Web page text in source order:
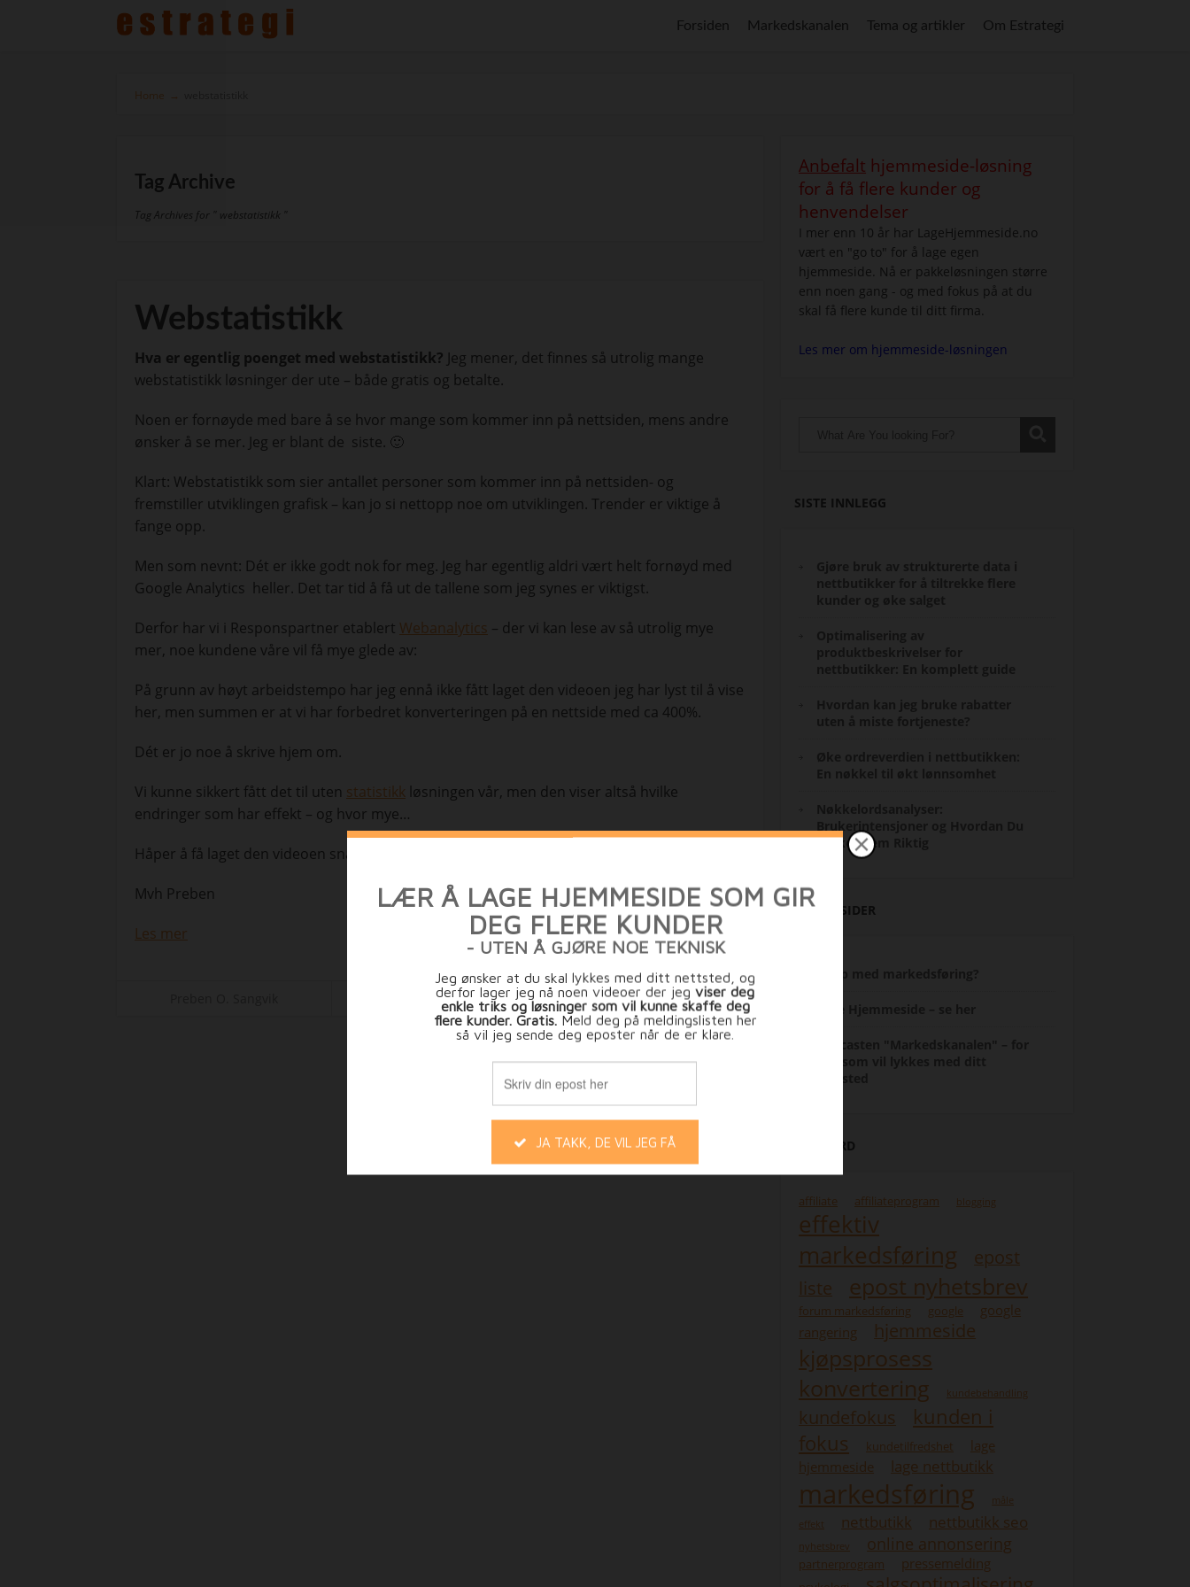
Forsiden Markedskanalen Tema og artikler Om Estrategi
Home →
Tag Archive
Tag Archives for " webstatistikk "
Webstatistikk
Hva er egentlig poenget med webstatistikk? Jeg mener, det finnes så utrolig mange
webstatistikk løsninger der ute – både gratis og betalte.
Noen er fornøyde med bare å se hvor mange som kommer inn på nettsiden, mens andre
ønsker å se mer. Jeg er blant de siste. 🙂
Klart: Webstatistikk som sier antallet personer som kommer inn på nettsiden- og
fremstiller utviklingen grafisk – kan jo si nettopp noe om utviklingen. Trender er viktige å
fange opp.
Men som nevnt: Dét er ikke godt nok for meg. Jeg har egentlig aldri vært helt fornøyd med
Google Analytics heller. Det tar tid å få ut de tallene som jeg synes er viktigst.
Derfor har vi i Responspartner etablert Webanalytics – der vi kan lese av så utrolig mye
mer, noe kundene våre vil få mye glede av:
På grunn av høyt arbeidstempo har jeg ennå ikke fått laget den videoen jeg har lyst til å vise
her, men summen er at vi har forbedret konverteringen på en nettside med ca 400%.
Dét er jo noe å skrive hjem om.
Vi kunne sikkert fått det til uten statistikk løsningen vår, men den viser altså hvilke
endringer som har effekt – og hvor mye…
Håper å få laget den videoen snart 😉
Mvh Preben
Les mer
27. april 2009 Generelt
Anbefalt hjemmeside-løsning
for å få flere kunder og
henvendelser
I mer enn 10 år har LageHjemmeside.no
vært en "go to" for å lage egen
hjemmeside. Nå er pakkeløsningen større
enn noen gang - og med fokus på at du
skal få flere kunde til ditt firma.
Les mer om hjemmeside-løsningen
SISTE INNLEGG
Brukerintensjoner og Hvordan Du
Bruker Dem Riktig
ANDRE SIDER
STIKKORD
affiliate affiliateprogram blogging
effektiv
markedsføring
epost
liste
epost nyhetsbrev
forum markedsføring google
google
rangering
hjemmeside
kjøpsprosess
konvertering
kundebehandling
kundefokus
kunden i
fokus
kundetilfredshet
lage
hjemmeside
lage nettbutikk
markedsføring
måle
effekt
nettbutikk nettbutikk seo
nyhetsbrev online annonsering
partnerprogram pressemelding
Hei, Estrategi.no bruker cookies for å gjøre din opplevelse bedre samt
fungere godt. Vi regner med at det er ok for deg, men du kan deaktivere
cookies hvis du vil
Innstillinger GODTATT